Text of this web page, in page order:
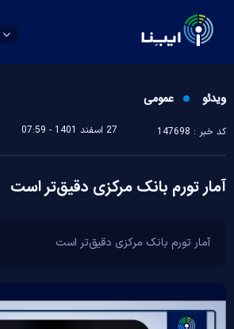
ویدئو عمومی
کد خبر : 147698 27 اسفند 1401 - 07:59
آمار تورم بانک مرکزی دقیق‌تر است
آمار تورم بانک مرکزی دقیق‌تر است